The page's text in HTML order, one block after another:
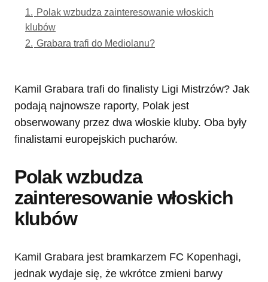
1. Polak wzbudza zainteresowanie włoskich
klubów
2. Grabara trafi do Mediolanu?
Kamil Grabara trafi do finalisty Ligi Mistrzów? Jak
podają najnowsze raporty, Polak jest
obserwowany przez dwa włoskie kluby. Oba były
finalistami europejskich pucharów.
Polak wzbudza
zainteresowanie włoskich
klubów
Kamil Grabara jest bramkarzem FC Kopenhagi,
jednak wydaje się, że wkrótce zmieni barwy